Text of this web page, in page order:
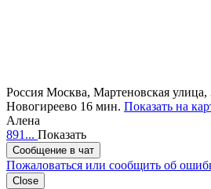
Россия Москва, Мартеновская улица,
Новогиреево 16 мин. Показать на
Алена
891... Показать
Сообщение в чат
Пожаловаться или сообщить об
Close